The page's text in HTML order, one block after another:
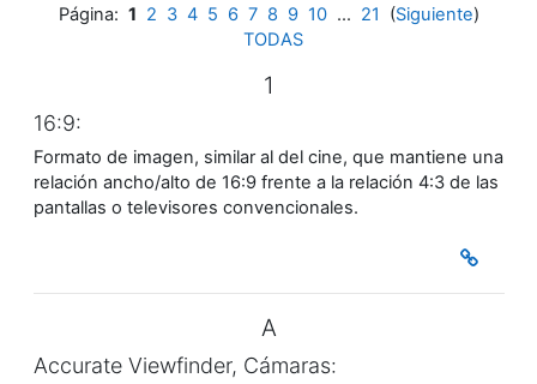
Página: 1 2 3 4 5 6 7 8 9 10... 21 (Siguiente)
TODAS
1
16:9:
Formato de imagen, similar al del cine, que mantiene una
relación ancho/alto de 16:9 frente a la relación 4:3 de las
pantallas o televisores convencionales.
A
Accurate Viewfinder, Cámaras: